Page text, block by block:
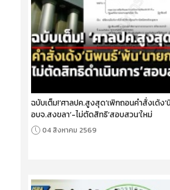
ฉบับเต็ม!‘ศาลปค.สูงสุด’เพิกถอนคำสั่งเด้ง‘
อบจ.สงขลา’-ไม่ตัดสิทธิ‘สอบสวน’ใหม่
04 สิงหาคม 2569